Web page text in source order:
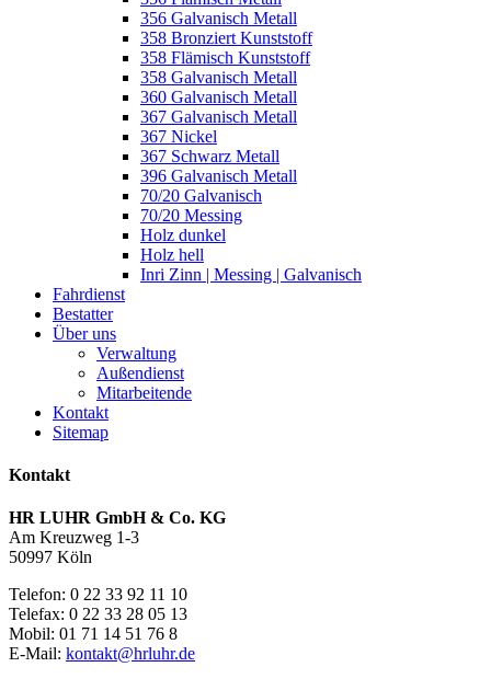
356 Galvanisch Metall
358 Bronziert Kunststoff
358 Flämisch Kunststoff
358 Galvanisch Metall
360 Galvanisch Metall
367 Galvanisch Metall
367 Nickel
367 Schwarz Metall
396 Galvanisch Metall
70/20 Galvanisch
70/20 Messing
Holz dunkel
Holz hell
Inri Zinn | Messing | Galvanisch
Fahrdienst
Bestatter
Über uns
Verwaltung
Außendienst
Mitarbeitende
Kontakt
Sitemap
Kontakt
HR LUHR GmbH & Co. KG
Am Kreuzweg 1-3
50997 Köln
Telefon: 0 22 33 92 11 10
Telefax: 0 22 33 28 05 13
Mobil: 01 71 14 51 76 8
E-Mail: kontakt@hrluhr.de